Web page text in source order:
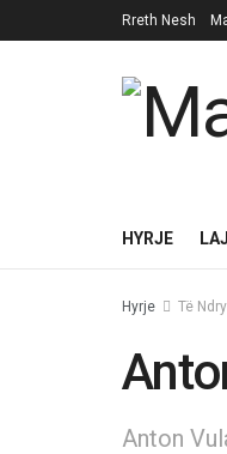
Rreth Nesh
HYRJE
Hyrje Të
Anton